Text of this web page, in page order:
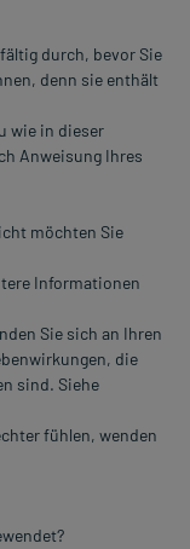
durch, bevor Sie
denn sie enthält
wie in dieser
Anweisung Ihres
möchten Sie
Informationen
Sie sich an Ihren
die
sind. Siehe
fühlen, wenden